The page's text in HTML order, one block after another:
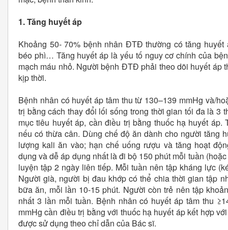
1. Tăng huyết áp
Khoảng 50- 70% bệnh nhân ĐTĐ thường có tăng
béo phì… Tăng huyết áp là yếu tố nguy cơ chính của
mạch máu nhỏ. Người bệnh ĐTĐ phải theo dõi huyết áp
kịp thời.
Bệnh nhân có huyết áp tâm thu từ 130–139 mmHg và/
trị bằng cách thay đổi lối sống trong thời gian tối đa là 3
mục tiêu huyết áp, cần điều trị bằng thuốc hạ huyết
nếu có thừa cân. Dùng chế độ ăn dành cho người tăng
lượng kali ăn vào; hạn chế uống rượu và tăng hoạt
dụng và dễ áp dụng nhất là đi bộ 150 phút mỗi tuần
luyện tập 2 ngày liên tiếp. Mỗi tuần nên tập kháng lực
Người già, người bị đau khớp có thể chia thời gian tập
bữa ăn, mỗi lần 10-15 phút. Người còn trẻ nên tập
nhất 3 lần mỗi tuần. Bệnh nhân có huyết áp tâm thu
mmHg cần điều trị bằng với thuốc hạ huyết áp kết hợp
được sử dụng theo chỉ dẫn của Bác sĩ.